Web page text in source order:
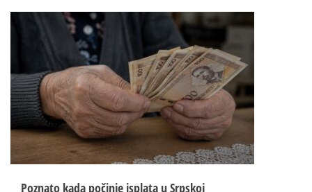
Poznato kada počinje isplata u Srpskoj